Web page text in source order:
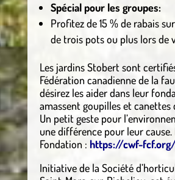
Spécial pour les groupes:
Profitez de 15 % de rabais
de trois pots ou plus lors de
Les jardins Stobert sont
Fédération canadienne de la
désirez les aider dans leur
amassent goupilles et canettes
Un petit geste pour
une différence pour leur cause.
Fondation : https://cwf-
Initiative de la Société